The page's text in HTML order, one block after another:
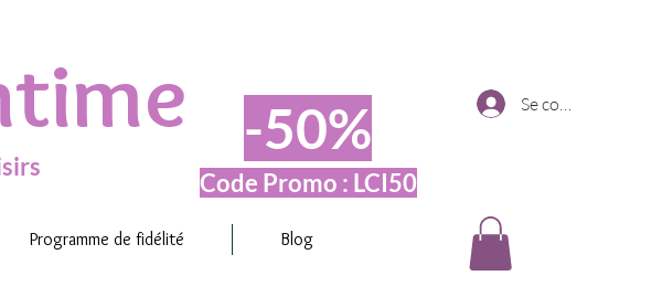
-50%
Code Promo : LCI50
Programme de fidélité Blog
Se connecter